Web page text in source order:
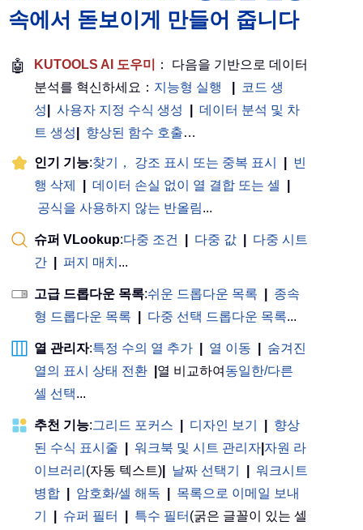
속에서 돋보이게 만들어 줍니다
🤖 KUTOOLS AI 도우미
： 다음을 기반으로 데이터
분석를 혁신하세요： 지능형 실행
코드 생
성
사용자 지정 수식 생성
데이터 분석 및 차
트 생성
향상된 함수 호출…
인기 기능:찾기， 강조 표시 또는 중복 표시
빈
행 삭제
데이터 손실 없이 열 결합 또는 셀
공식을 사용하지 않는 반올림...
슈퍼 VLookup:다중 조건 다중 값
다중 시트
간
퍼지 매치 ...
고급 드롭다운 목록:쉬운 드롭다운 목록
종속
형 드롭다운 목록
다중 선택 드롭다운 목록...
열 관리자:특정 수의 열 추가 열 이동
숨겨진
열의 표시 상태 전환
열 비교하여 동일한/다른
셀 선택...
추천 기능:그리드 포커스 디자인 보기
향상
된 수식 표시줄
워크북 및 시트 관리자 자원 라
이브러리 (자동 텍스트) 날짜 선택기
워크시트
병합
암호화/셀 해독
목록으로 이메일 보내
기
슈퍼 필터 특수 필터 (굵은 글꼴이 있는 셀